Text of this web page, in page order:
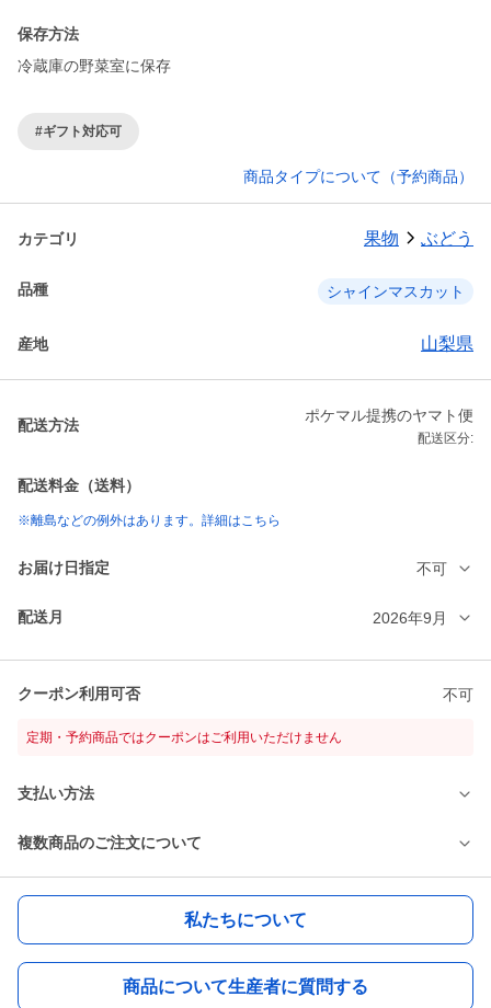
保存方法
冷蔵庫の野菜室に保存
#ギフト対応可
商品タイプについて（予約商品）
カテゴリ 果物 ぶどう
品種 シャインマスカット
産地 山梨県
配送方法
ポケマル提携のヤマト便
配送区分:
配送料金（送料）
※離島などの例外はあります。詳細はこちら
お届け日指定 不可
配送月 2026年9月
クーポン利用可否 不可
定期・予約商品ではクーポンはご利用いただけません
支払い方法
複数商品のご注文について
私たちについて
商品について生産者に質問する